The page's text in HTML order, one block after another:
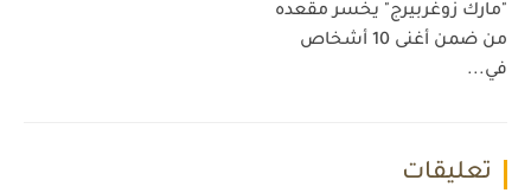
"مارك زوغربيرج" يخسر مقعده
من ضمن أغنى 10 أشخاص
في...
تعليقات